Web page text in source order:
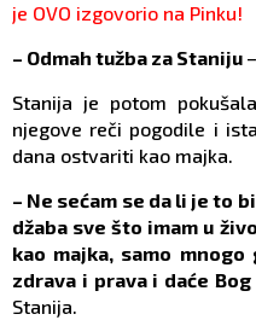
je OVO izgovorio na Pinku!
– Odmah tužba za Staniju
Stanija je potom
njegove reči pogodile i
dana ostvariti kao majka.
– Ne sećam se da li je to
džaba sve što imam u
kao majka, samo
zdrava i prava i daće
Stanija.